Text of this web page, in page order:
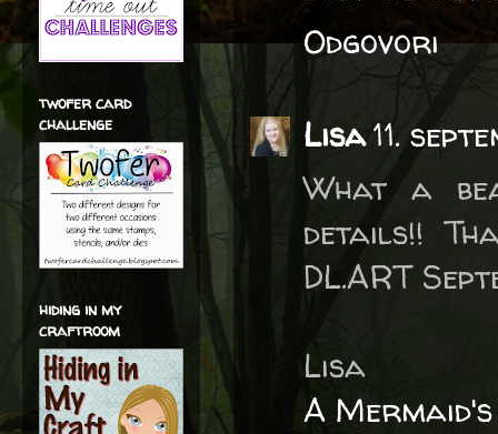
Odgovori
Lisa11.
What a
details!!
DL.ART
Lisa
A
twofer card
challenge
hiding in my
craftroom